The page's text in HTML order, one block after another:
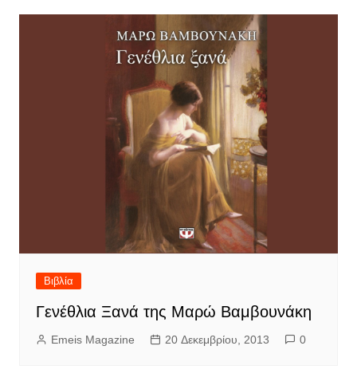
Βιβλία
Γενέθλια Ξανά της Μαρώ Βαμβουνάκη
Emeis Magazine 20 Δεκεμβρίου, 2013 0